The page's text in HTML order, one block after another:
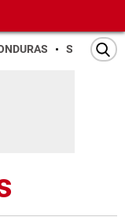
SAN PEDRO